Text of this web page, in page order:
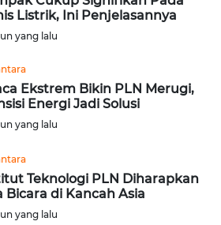
Listrik, Ini Penjelasannya
yang lalu
Ekstrem Bikin PLN Merugi,
Energi Jadi Solusi
yang lalu
Teknologi PLN Diharapkan
Bicara di Kancah Asia
yang lalu